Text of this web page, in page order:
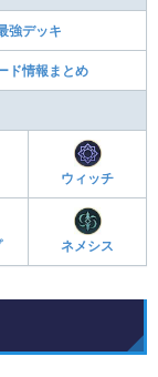
強デッキ
ド情報まとめ
ウィッチ
ネメシス